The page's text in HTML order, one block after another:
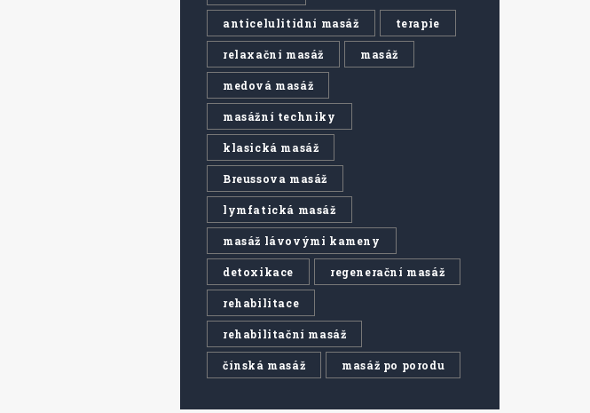
anticelulitidní masáž terapie
relaxační masáž masáž
medová masáž
masážní techniky
klasická masáž
Breussova masáž
lymfatická masáž
masáž lávovými kameny
detoxikace regenerační masáž
rehabilitace
rehabilitační masáž
čínská masáž masáž po porodu